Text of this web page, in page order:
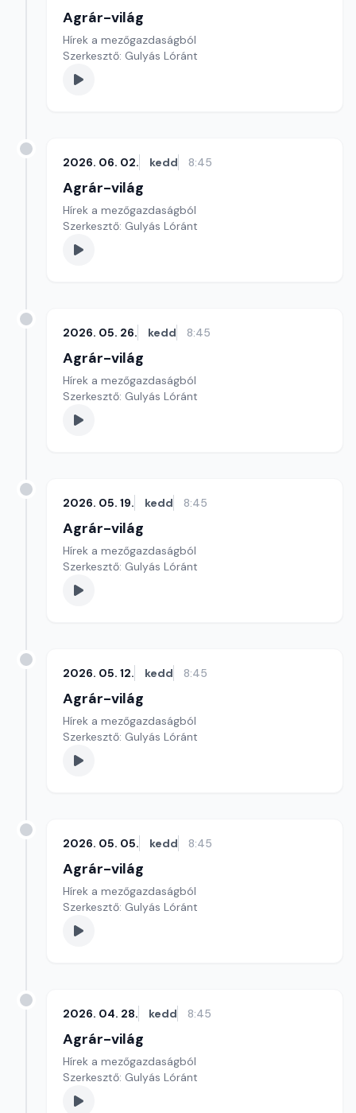
Agrár-világ
Hírek a mezőgazdaságból
Szerkesztő: Gulyás Lóránt
2026. 06. 02. kedd 8:45
Agrár-világ
Hírek a mezőgazdaságból
Szerkesztő: Gulyás Lóránt
2026. 05. 26. kedd 8:45
Agrár-világ
Hírek a mezőgazdaságból
Szerkesztő: Gulyás Lóránt
2026. 05. 19. kedd 8:45
Agrár-világ
Hírek a mezőgazdaságból
Szerkesztő: Gulyás Lóránt
2026. 05. 12. kedd 8:45
Agrár-világ
Hírek a mezőgazdaságból
Szerkesztő: Gulyás Lóránt
2026. 05. 05. kedd 8:45
Agrár-világ
Hírek a mezőgazdaságból
Szerkesztő: Gulyás Lóránt
2026. 04. 28. kedd 8:45
Agrár-világ
Hírek a mezőgazdaságból
Szerkesztő: Gulyás Lóránt